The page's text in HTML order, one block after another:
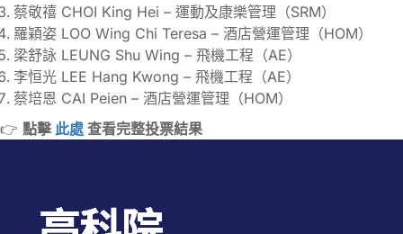
蔡敬禧 CHOI King Hei – 運動及康樂管理（SRM）
羅穎姿 LOO Wing Chi Teresa – 酒店營運管理（HOM）
梁舒詠 LEUNG Shu Wing – 飛機工程（AE）
李恒光 LEE Hang Kwong – 飛機工程（AE）
蔡培恩 CAI Peien – 酒店營運管理（HOM）
👉 點擊此處 查看完整投票結果